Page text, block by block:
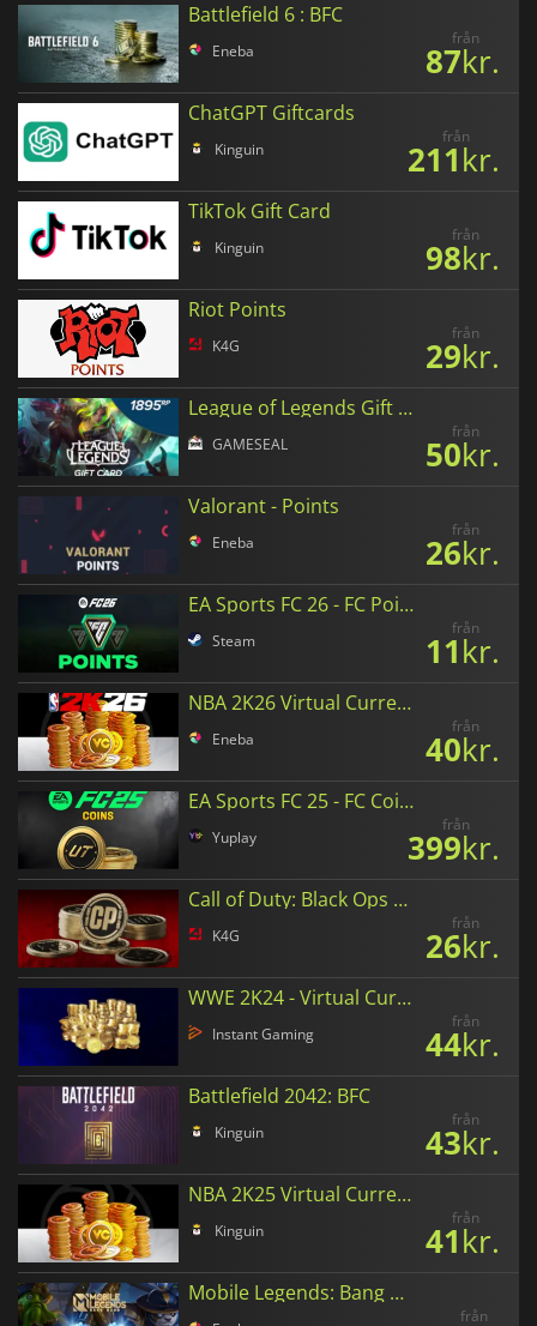
Battlefield 6 : BFC
Eneba
från
87kr.
ChatGPT Giftcards
Kinguin
från
211kr.
TikTok Gift Card
Kinguin
från
98kr.
Riot Points
K4G
från
29kr.
League of Legends Gift Card
GAMESEAL
från
50kr.
Valorant - Points
Eneba
från
26kr.
EA Sports FC 26 - FC Points
Steam
från
11kr.
NBA 2K26 Virtual Currency
Eneba
från
40kr.
EA Sports FC 25 - FC Coins
Yuplay
från
399kr.
Call of Duty: Black Ops 6 Points
K4G
från
26kr.
WWE 2K24 - Virtual Currency
Instant Gaming
från
44kr.
Battlefield 2042: BFC
Kinguin
från
43kr.
NBA 2K25 Virtual Currency
Kinguin
från
41kr.
Mobile Legends: Bang Bang Diamonds
från